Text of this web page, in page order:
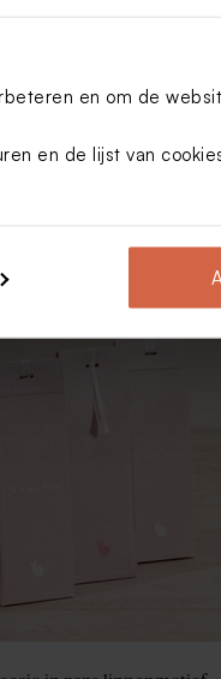
en om de
en de lijst van